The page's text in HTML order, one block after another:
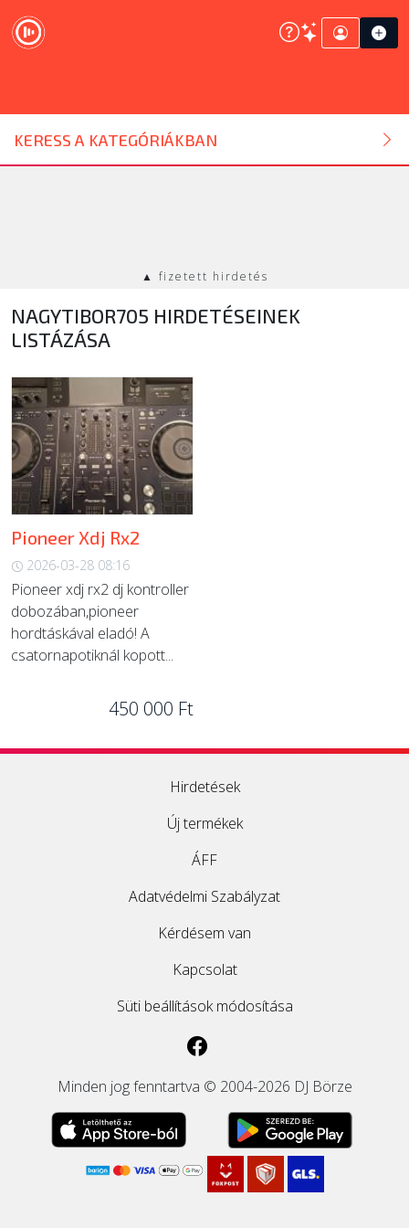
KERESS A KATEGÓRIÁKBAN
DJ ESZKÖZ
HANGTECHNIKA
EGYÉB
SZOLGÁLTATÁSOK
ÚJ TERMÉKEK
▲ fizetett hirdetés
NAGYTIBOR705 HIRDETÉSEINEK
LISTÁZÁSA
Pioneer Xdj Rx2
2026-03-28 08:16
Pioneer xdj rx2 dj kontroller
dobozában,pioneer
hordtáskával eladó! A
csatornapotiknál kopott...
450 000 Ft
Hirdetések
Új termékek
ÁFF
Adatvédelmi Szabályzat
Kérdésem van
Kapcsolat
Süti beállítások módosítása
Minden jog fenntartva © 2004-2026 DJ Börze